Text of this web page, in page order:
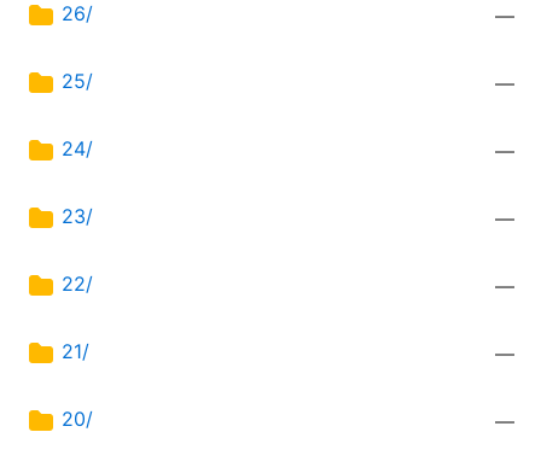
26/ —
25/ —
24/ —
23/ —
22/ —
21/ —
20/ —